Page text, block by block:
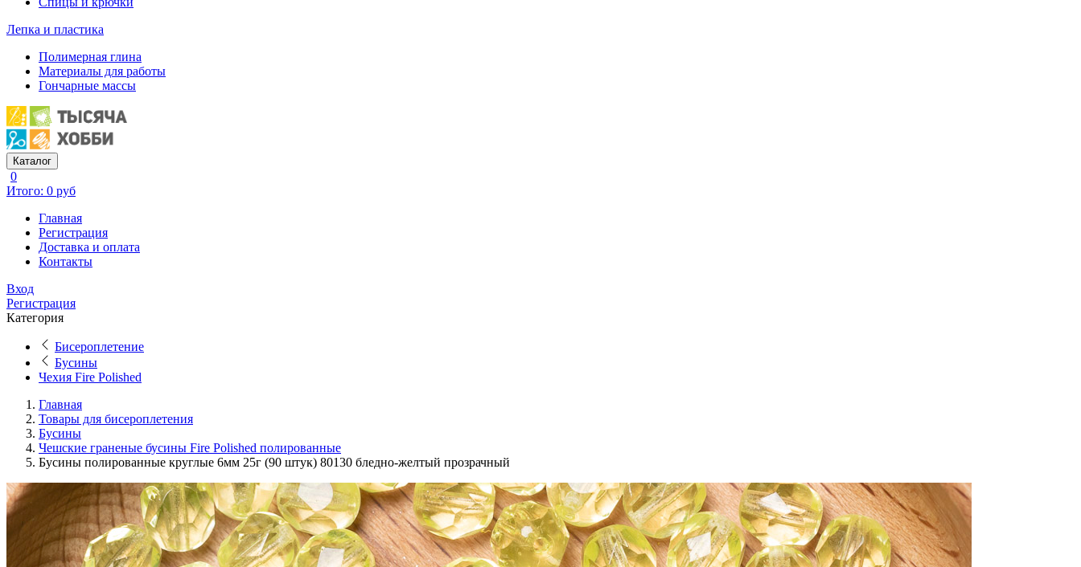
Лепка и пластика
Полимерная глина
Материалы для работы
Гончарные массы
Каталог
0
Итого: 0 руб
Главная
Регистрация
Доставка и оплата
Контакты
Вход
Регистрация
Категория
Бисероплетение
Бусины
Чехия Fire Polished
Главная
Товары для бисероплетения
Бусины
Чешские граненые бусины Fire Polished полированные
Бусины полированные круглые 6мм 25г (90 штук) 80130 бледно-желтый прозрачный